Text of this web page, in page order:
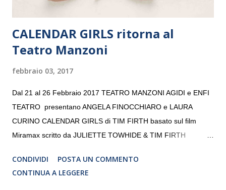
CALENDAR GIRLS ritorna al
Teatro Manzoni
febbraio 03, 2017
Dal 21 al 26 Febbraio 2017 TEATRO MANZONI AGIDI e ENFI
TEATRO presentano ANGELA FINOCCHIARO e LAURA
CURINO CALENDAR GIRLS di TIM FIRTH basato sul film
Miramax scritto da JULIETTE TOWHIDE & TIM FIRTH
CRISTINA PEZZOLI
CONDIVIDI
POSTA UN COMMENTO
CONTINUA A LEGGERE